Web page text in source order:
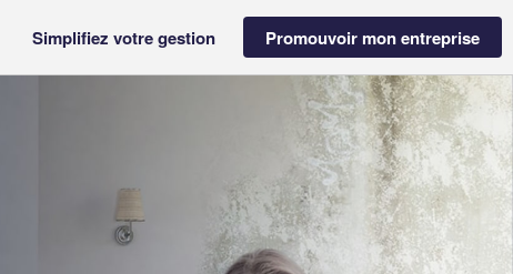
Simplifiez votre gestion Promouvoir mon entreprise